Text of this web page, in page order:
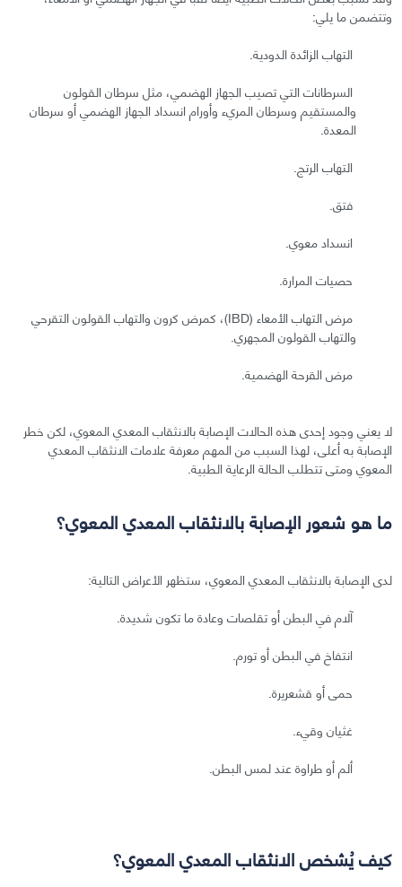
وتتضمن ما يلي:
التهاب الزائدة الدودية.
السرطانات التي تصيب الجهاز الهضمي، مثل سرطان القولون
والمستقيم وسرطان المريء وأورام انسداد الجهاز الهضمي أو سرطان
المعدة.
التهاب الرتج.
فتق.
انسداد معوي.
حصيات المرارة.
مرض التهاب الأمعاء (IBD)، كمرض كرون والتهاب القولون التقرحي
والتهاب القولون المجهري.
مرض القرحة الهضمية.
لا يعني وجود إحدى هذه الحالات الإصابة بالانثقاب المعدي المعوي، لكن خطر
الإصابة به أعلى، لهذا السبب من المهم معرفة علامات الانثقاب المعدي
المعوي ومتى تتطلب الحالة الرعاية الطبية.
ما هو شعور الإصابة بالانثقاب المعدي المعوي؟
لدى الإصابة بالانثقاب المعدي المعوي، ستظهر الأعراض التالية:
آلام في البطن أو تقلصات وعادة ما تكون شديدة.
انتفاخ في البطن أو تورم.
حمى أو قشعريرة.
غثيان وقيء.
ألم أو طراوة عند لمس البطن.
كيف يُشخص الانثقاب المعدي المعوي؟